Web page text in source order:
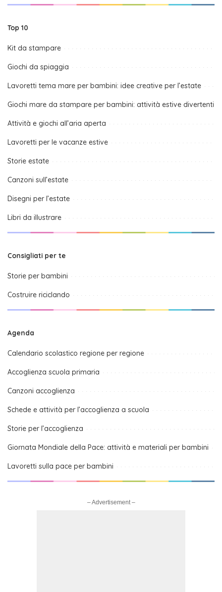
Top 10
Kit da stampare
Giochi da spiaggia
Lavoretti tema mare per bambini: idee creative per l’estate
Giochi mare da stampare per bambini: attività estive divertenti
Attività e giochi all’aria aperta
Lavoretti per le vacanze estive
Storie estate
Canzoni sull’estate
Disegni per l’estate
Libri da illustrare
Consigliati per te
Storie per bambini
Costruire riciclando
Agenda
Calendario scolastico regione per regione
Accoglienza scuola primaria
Canzoni accoglienza
Schede e attività per l’accoglienza a scuola
Storie per l’accoglienza
Giornata Mondiale della Pace: attività e materiali per bambini
Lavoretti sulla pace per bambini
– Advertisement –